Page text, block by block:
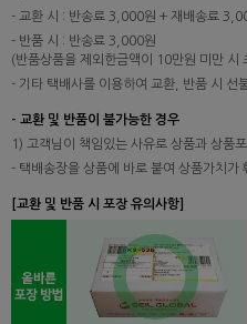
- 교환 시 : 반송료 3,000원 + 재배송료
- 반품 시 : 반송료 3,000원
(반품상품을 제외한금액이 10만원 미만 시
- 기타 택배사를 이용하여 교환, 반품 시 선
- 교환 및 반품이 불가능한 경우
1) 고객님이 책임있는 사유로 상품과 상품
- 택배송장을 상품에 바로 붙여 상품가치가
[교환 및 반품 시 포장 유의사항]